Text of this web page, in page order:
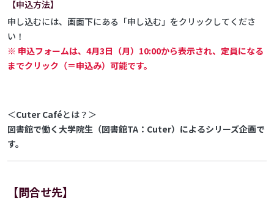
【申込方法】
申し込むには、画面下にある「申し込む」をクリックしてくださ
い！
※ 申込フォームは、4月3日（月）10:00から表示され、定員になる
までクリック（＝申込み）可能です。
＜Cuter Caféとは？＞
図書館で働く大学院生（図書館TA：Cuter）によるシリーズ企画で
す。
【問合せ先】